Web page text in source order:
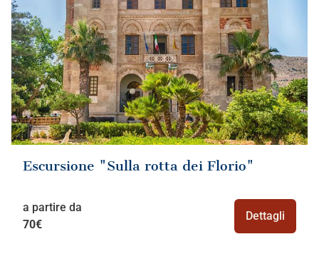
Escursione "Sulla rotta dei Florio"
a partire da
70€
Dettagli